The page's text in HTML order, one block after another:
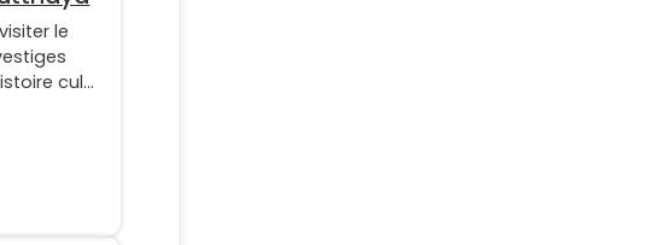
le
cul...